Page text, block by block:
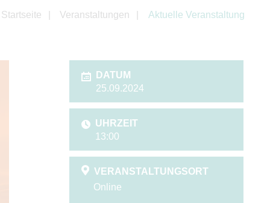
Startseite Veranstaltungen Aktuelle Veranstaltung
DATUM
25.09.2024
UHRZEIT
13:00
VERANSTALTUNGSORT
Online